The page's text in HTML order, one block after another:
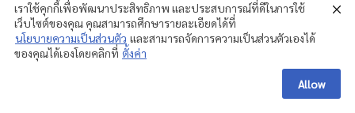
เราใช้คุกกี้เพื่อพัฒนาประสิทธิภาพ และประสบการณ์ที่ดีในการใช้
เว็บไซต์ของคุณ คุณสามารถศึกษารายละเอียดได้ที่
นโยบายความเป็นส่วนตัว และสามารถจัดการความเป็นส่วนตัวเองได้
ของคุณได้เองโดยคลิกที่ ตั้งค่า
Allow